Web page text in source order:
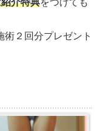
介特典をつけても
２回分プレゼント